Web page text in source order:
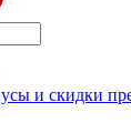
и скидки